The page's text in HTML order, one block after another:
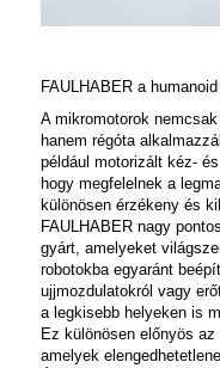
FAULHABER a
A mikromotorok
hanem régóta
például motorizált kéz-
hogy megfelelnek a
különösen érzékeny és
FAULHABER nagy
gyárt, amelyeket
robotokba egyaránt
ujjmozdulatokról vagy
a legkisebb helyeken is
Ez különösen előnyös
amelyek